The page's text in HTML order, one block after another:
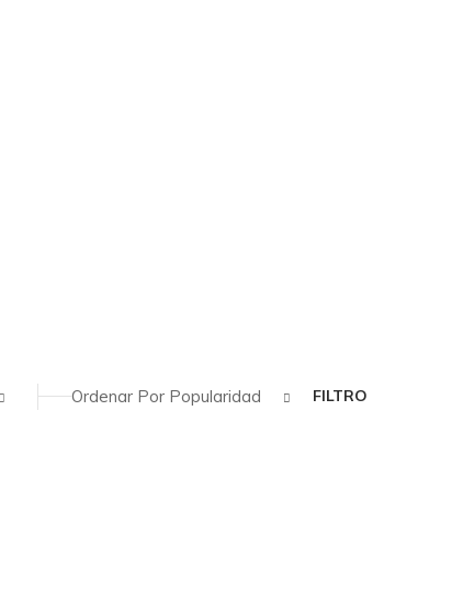
FILTRO
Ordenar Por Popularidad